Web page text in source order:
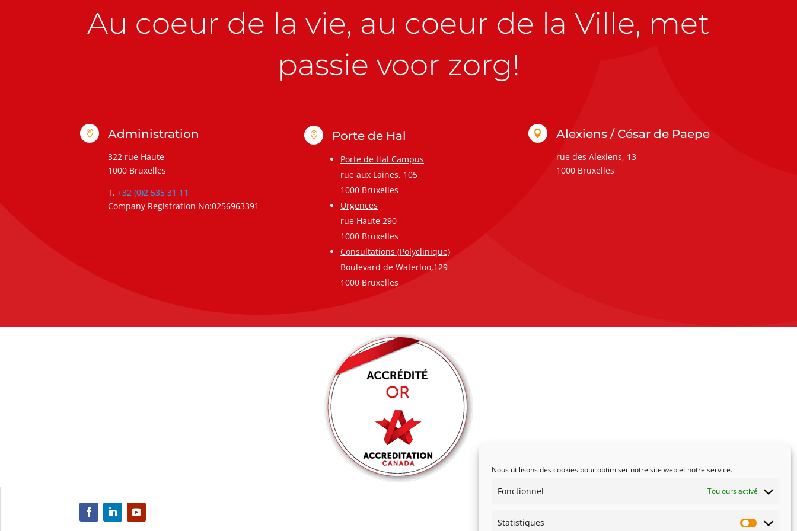
Nous utilisons des cookies pour optimiser notre site web et notre service.
Fonctionnel Toujours activé
Statistiques
Au coeur de la vie, au coeur de la Ville, met
passie voor zorg!
 Administration
322 rue Haute
1000 Bruxelles
T. +32 (0)2 535 31 11
Company Registration No:0256963391
 Porte de Hal
Porte de Hal Campus
rue aux Laines, 105
1000 Bruxelles
Urgences
rue Haute 290
1000 Bruxelles
Consultations (Polyclinique)
Boulevard de Waterloo,129
1000 Bruxelles
 Alexiens / César de Paepe
rue des Alexiens, 13
1000 Bruxelles